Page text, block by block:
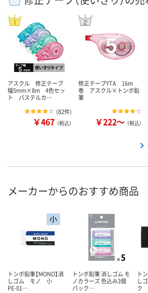
アスクル 修正テープ
幅5mm×8m 4色セッ
ト パステルカ…
(82件)
￥467 （税込）
修正テープYTA 16m
巻 アスクル×トンボ鉛
筆
￥222～ （税込）
メーカーからのおすすめ商品
トンボ鉛筆【MONO】消
しゴム モノ 小
PE-01…
トンボ鉛筆 消しゴム モ
ノカラーズ 色込み3個
パック…
ト
し
ク